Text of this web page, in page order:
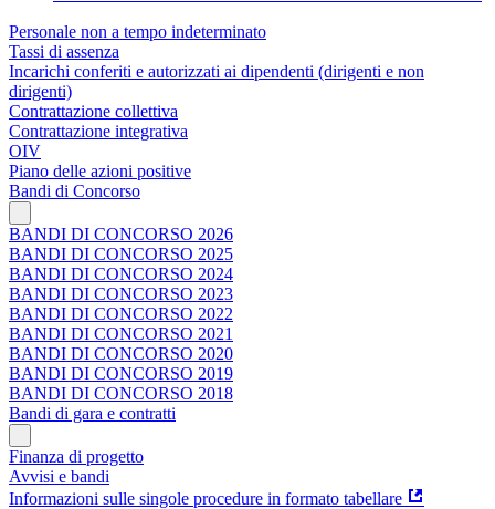
Personale non a tempo indeterminato
Tassi di assenza
Incarichi conferiti e autorizzati ai dipendenti (dirigenti e non
dirigenti)
Contrattazione collettiva
Contrattazione integrativa
OIV
Piano delle azioni positive
Bandi di Concorso
BANDI DI CONCORSO 2026
BANDI DI CONCORSO 2025
BANDI DI CONCORSO 2024
BANDI DI CONCORSO 2023
BANDI DI CONCORSO 2022
BANDI DI CONCORSO 2021
BANDI DI CONCORSO 2020
BANDI DI CONCORSO 2019
BANDI DI CONCORSO 2018
Bandi di gara e contratti
Finanza di progetto
Avvisi e bandi
Informazioni sulle singole procedure in formato tabellare